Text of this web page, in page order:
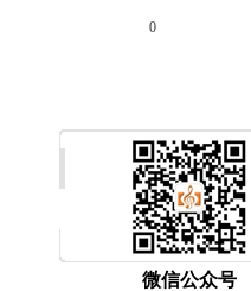
0
微信公众号